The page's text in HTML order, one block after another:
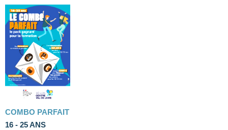
COMBO PARFAIT
16 - 25 ANS